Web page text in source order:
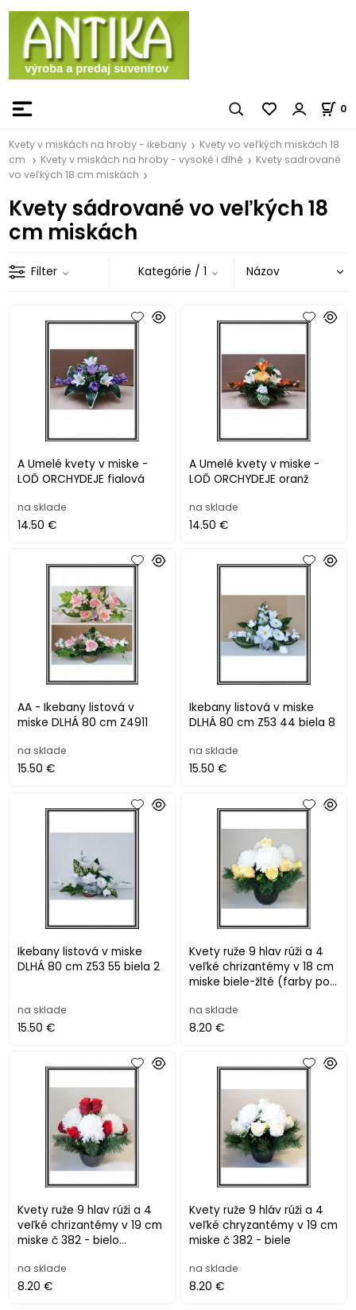
0
Kvety v miskách na hroby - ikebany
Kvety vo veľkých miskách 18
cm
Kvety v miskách na hroby - vysoké i dlhé
Kvety sadrované
vo veľkých 18 cm miskách
Kvety sádrované vo veľkých 18
cm miskách
Filter Kategórie / 1
A Umelé kvety v miske -
LOĎ ORCHYDEJE fialová
na sklade
14.50 €
A Umelé kvety v miske -
LOĎ ORCHYDEJE oranž
na sklade
14.50 €
AA - Ikebany listová v
miske DLHÁ 80 cm Z4911
na sklade
15.50 €
Ikebany listová v miske
DLHÁ 80 cm Z53 44 biela 8
na sklade
15.50 €
Ikebany listová v miske
DLHÁ 80 cm Z53 55 biela 2
na sklade
15.50 €
Kvety ruže 9 hlav rúži a 4
veľké chrizantémy v 18 cm
miske biele-žlté (farby pod
na sklade
8.20 €
Kvety ruže 9 hlav rúži a 4
veľké chrizantémy v 19 cm
miske č 382 - bielo
na sklade
8.20 €
Kvety ruže 9 hláv rúži a 4
veľké chryzantémy v 19 cm
miske č 382 - biele
na sklade
8.20 €